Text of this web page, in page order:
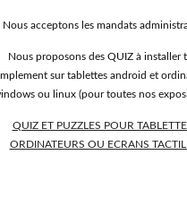
Nous acceptons les mandats
Nous proposons des QUIZ à installer
sur tablettes android et
ou linux (pour toutes nos
QUIZ ET PUZZLES POUR
ORDINATEURS OU ECRANS